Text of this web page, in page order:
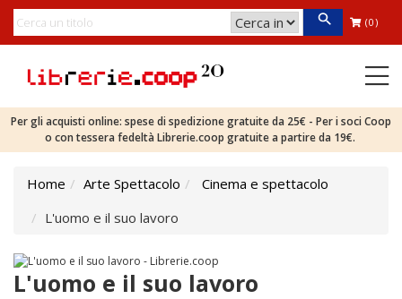
(0)
Per gli acquisti online: spese di spedizione gratuite da 25€ - Per i soci Coop
o con tessera fedeltà Librerie.coop gratuite a partire da 19€.
Home Arte Spettacolo
Cinema e spettacolo
L'uomo e il suo lavoro
L'uomo e il suo lavoro